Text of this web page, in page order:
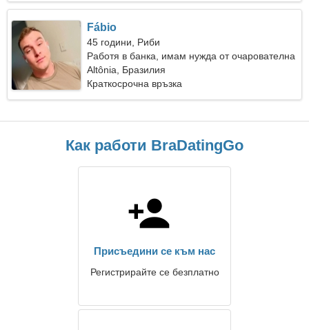
Fábio
45 години, Риби
Работя в банка, имам нужда от очарователна
жена
Altônia, Бразилия
Краткосрочна връзка
Как работи BraDatingGo
Присъедини се към нас
Регистрирайте се безплатно